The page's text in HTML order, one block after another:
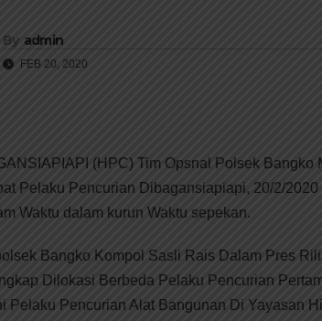
By admin
FEB 20, 2020
(HPC) Tim Opsnal Polsek
Pelaku Pencurian Dibagansiapiapi, 20/2/
Waktu dalam kurun Waktu sepekan.
Bangko Kompol Sasli Rais Dalam Pres
Dilokasi Berbeda Pelaku Pencurian
Pelaku Pencurian Alat Bangunan Di Yayasan